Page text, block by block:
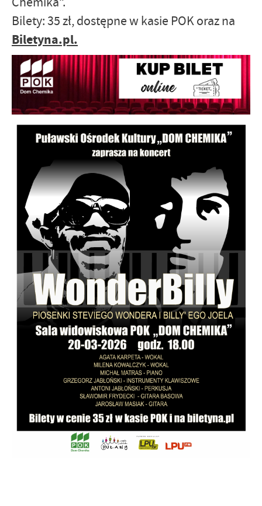
Bilety: 35 zł, dostępne w kasie POK oraz na
Biletyna.pl.